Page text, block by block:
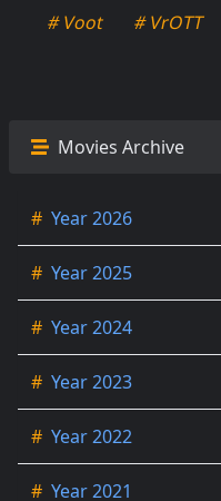
# Voot
# VrOTT
Movies Archive
# Year 2026
# Year 2025
# Year 2024
# Year 2023
# Year 2022
# Year 2021